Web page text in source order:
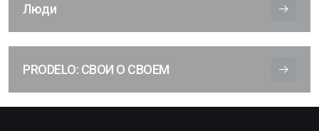
Люди
PRODELO: СВОИ О СВОЕМ